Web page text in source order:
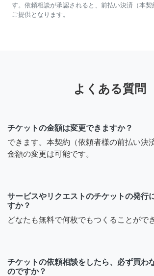
す。依頼相談が承認されると、前払い決済（本
ご提供となります。
よくある質問
チケットの金額は変更できますか？
できます。本契約（依頼者様の前払い決
金額の変更は可能です。
サービスやリクエストのチケットの発行
すか？
どなたも無料で何枚でもつくることがで
チケットの依頼相談をしたら、必ず買わ
のですか？